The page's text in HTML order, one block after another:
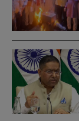
N
a
m
N
a
m